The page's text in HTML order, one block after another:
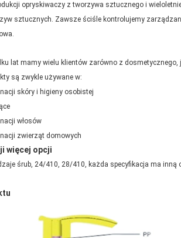
opryskiwaczy z tworzywa sztucznego i
sztucznych. Zawsze ściśle kontrolujemy
lat mamy wielu klientów zarówno z
są zwykle używane w:
skóry i higieny osobistej
włosów
zwierząt domowych
więcej opcji
śrub, 24/410, 28/410, każda specyfikacja ma inną